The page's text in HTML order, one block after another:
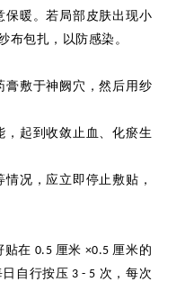
保暖。若局部皮肤出现小
布包扎，以防感染。
膏敷于神阙穴，然后用纱
，起到收敛止血、化瘀生
况，应立即停止敷贴，
贴在 0.5 厘米 ×0.5厘米的
日自行按压 3 - 5 次，每次